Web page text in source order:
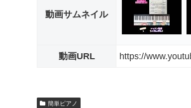
動画サムネイル
動画URL https://
簡単ピアノ